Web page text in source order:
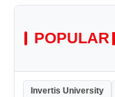
POPULAR
Invertis University